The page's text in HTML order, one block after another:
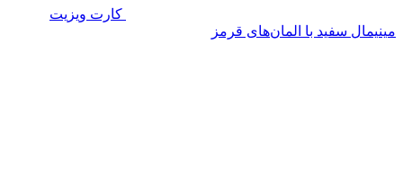
کارت ویزیت
مینیمال سفید با المان‌های قرمز